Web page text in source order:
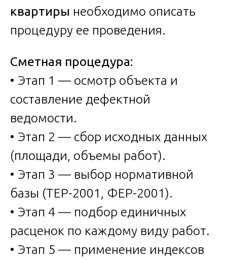
квартиры необходимо описать
процедуру ее проведения.
Сметная процедура:
• Этап 1 — осмотр объекта и
составление дефектной
ведомости.
• Этап 2 — сбор исходных данных
(площади, объемы работ).
• Этап 3 — выбор нормативной
базы (ТЕР-2001, ФЕР-2001).
• Этап 4 — подбор единичных
расценок по каждому виду работ.
• Этап 5 — применение индексов